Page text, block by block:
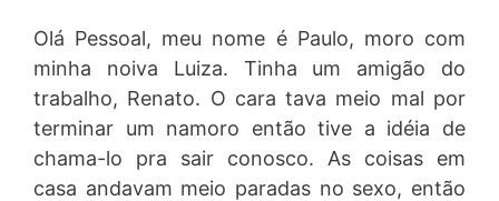
Olá Pessoal, meu nome é Paulo, moro com
minha noiva Luiza. Tinha um amigão do
trabalho, Renato. O cara tava meio mal por
terminar um namoro então tive a idéia de
chama-lo pra sair conosco. As coisas em
casa andavam meio paradas no sexo, então